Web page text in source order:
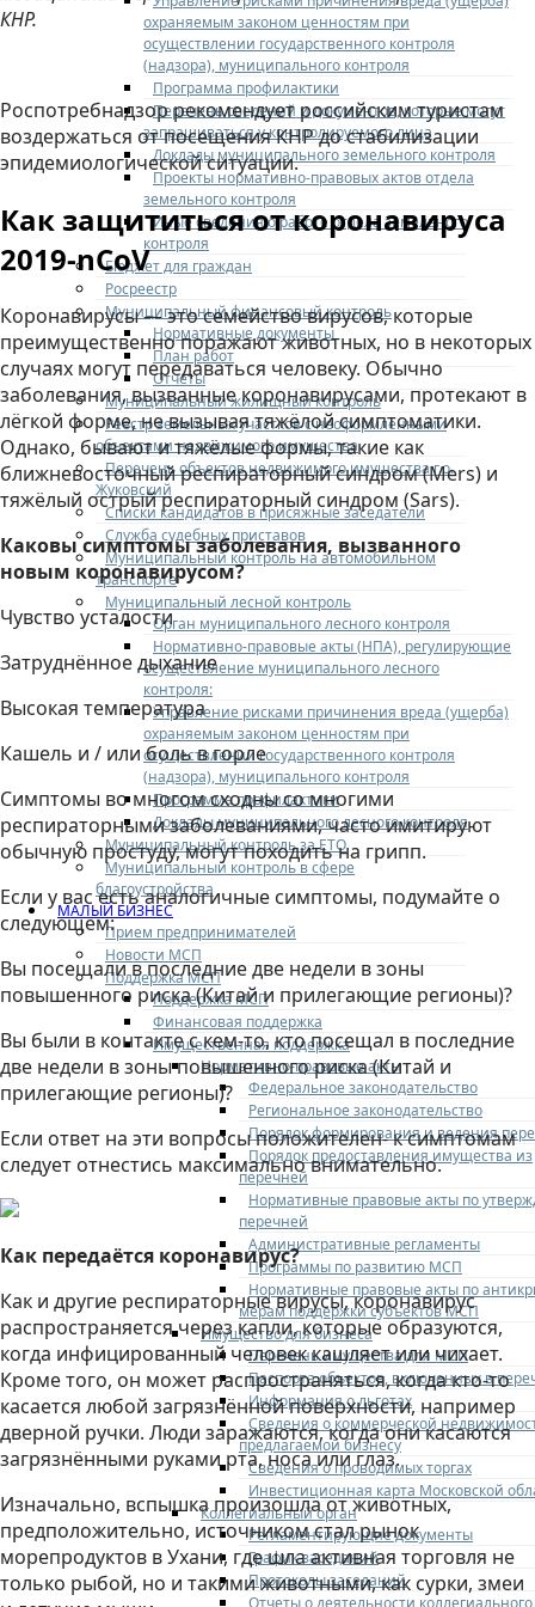
охраняемым законом ценностям при
осуществлении государственного контроля
(надзора), муниципального контроля
Программа профилактики
Перечень сведений и документов, которые могут
запрашиваться у контролируемого лица
Доклады муниципального земельного контроля
Проекты нормативно-правовых актов отдела
земельного контроля
Иные сведения о работе отдела земельного
контроля
Бюджет для граждан
Росреестр
Муниципальный финансовый контроль
Нормативные документы
План работ
Отчеты
Муниципальный жилищный контроль
Реестр земельных участков с неоформленными
объектами недвижимого имущества
Перечень объектов недвижимого имущества г.о.
Жуковский
Списки кандидатов в присяжные заседатели
Служба судебных приставов
Муниципальный контроль на автомобильном
транспорте
Муниципальный лесной контроль
Орган муниципального лесного контроля
Нормативно-правовые акты (НПА), регулирующие
осуществление муниципального лесного
контроля:
Управление рисками причинения вреда (ущерба)
охраняемым законом ценностям при
осуществлении государственного контроля
(надзора), муниципального контроля
Программа профилактики
Доклады муниципального лесного контроля
Муниципальный контроль за ЕТО
Муниципальный контроль в сфере
благоустройства
МАЛЫЙ БИЗНЕС
Прием предпринимателей
Новости МСП
Поддержка МСП
Поддержка МСП
Финансовая поддержка
Имущественная поддержка
Нормативно-правовые акты
Федеральное законодательство
Региональное законодательство
Порядок формирования и ведения
Порядок предоставления имущества из
перечней
Нормативные правовые акты по
перечней
Административные регламенты
Программы по развитию МСП
Нормативные правовые акты по
мерам поддержки субъектов МСП
Имущество для бизнеса
Перечень имущества для МСП
Паспорта объектов, включенных в
Информация о льготах
Сведения о коммерческой
предлагаемой бизнесу
Сведения о проводимых торгах
Инвестиционная карта Московской
Коллегиальный орган
Регламентирующие документы
График заседаний
Протоколы заседаний
Отчеты о деятельности
КНР.
Роспотребнадзор рекомендует российским туристам
воздержаться от посещения КНР до стабилизации
эпидемиологической ситуации.
Как защититься от коронавируса
2019-nCoV
Коронавирусы — это семейство вирусов, которые
преимущественно поражают животных, но в некоторых
случаях могут передаваться человеку. Обычно
заболевания, вызванные коронавирусами, протекают в
лёгкой форме, не вызывая тяжёлой симптоматики.
Однако, бывают и тяжёлые формы, такие как
ближневосточный респираторный синдром (Mers) и
тяжёлый острый респираторный синдром (Sars).
Каковы симптомы заболевания, вызванного
новым коронавирусом?
Чувство усталости
Затруднённое дыхание
Высокая температура
Кашель и / или боль в горле
Симптомы во многом сходны со многими
респираторными заболеваниями, часто имитируют
обычную простуду, могут походить на грипп.
Если у вас есть аналогичные симптомы, подумайте о
следующем:
Вы посещали в последние две недели в зоны
повышенного риска (Китай и прилегающие регионы)?
Вы были в контакте с кем-то, кто посещал в последние
две недели в зоны повышенного риска (Китай и
прилегающие регионы)?
Если ответ на эти вопросы положителен- к симптомам
следует отнестись максимально внимательно.
Как передаётся коронавирус?
Как и другие респираторные вирусы, коронавирус
распространяется через капли, которые образуются,
когда инфицированный человек кашляет или чихает.
Кроме того, он может распространяться, когда кто-то
касается любой загрязнённой поверхности, например
дверной ручки. Люди заражаются, когда они касаются
загрязнёнными руками рта, носа или глаз.
Изначально, вспышка произошла от животных,
предположительно, источником стал рынок
морепродуктов в Ухани, где шла активная торговля не
только рыбой, но и такими животными, как сурки, змеи